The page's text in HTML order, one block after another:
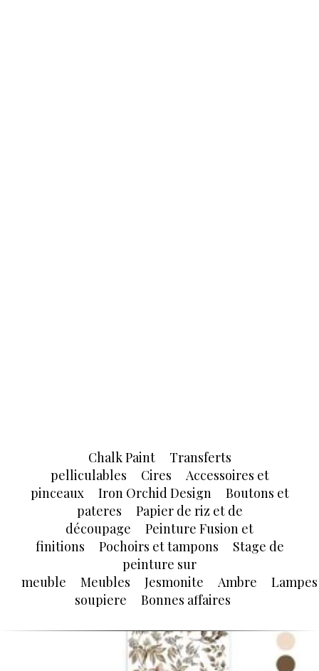
Chalk Paint
Transferts
pelliculables
Cires
Accessoires et
pinceaux
Iron Orchid Design
Boutons et
pateres
Papier de riz et de
découpage
Peinture Fusion et
finitions
Pochoirs et tampons
Stage de
peinture sur
meuble
Meubles Jesmonite Ambre
Lampes
soupiere
Bonnes affaires